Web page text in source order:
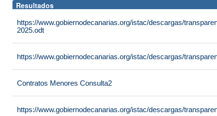
Resultados
https://www.gobiernodecanarias.org/istac/descargas/
2025.odt
https://www.gobiernodecanarias.org/istac/descargas/
Contratos Menores Consulta2
https://www.gobiernodecanarias.org/istac/descargas/